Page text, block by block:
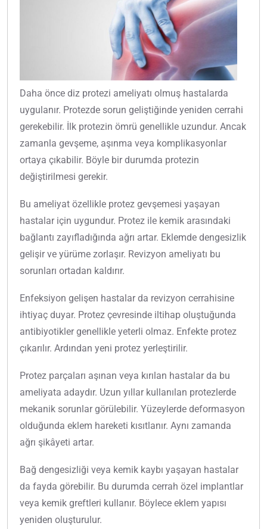
Daha önce diz protezi ameliyatı olmuş hastalarda
uygulanır. Protezde sorun geliştiğinde yeniden cerrahi
gerekebilir. İlk protezin ömrü genellikle uzundur. Ancak
zamanla gevşeme, aşınma veya komplikasyonlar
ortaya çıkabilir. Böyle bir durumda protezin
değiştirilmesi gerekir.
Bu ameliyat özellikle protez gevşemesi yaşayan
hastalar için uygundur. Protez ile kemik arasındaki
bağlantı zayıfladığında ağrı artar. Eklemde dengesizlik
gelişir ve yürüme zorlaşır. Revizyon ameliyatı bu
sorunları ortadan kaldırır.
Enfeksiyon gelişen hastalar da revizyon cerrahisine
ihtiyaç duyar. Protez çevresinde iltihap oluştuğunda
antibiyotikler genellikle yeterli olmaz. Enfekte protez
çıkarılır. Ardından yeni protez yerleştirilir.
Protez parçaları aşınan veya kırılan hastalar da bu
ameliyata adaydır. Uzun yıllar kullanılan protezlerde
mekanik sorunlar görülebilir. Yüzeylerde deformasyon
olduğunda eklem hareketi kısıtlanır. Aynı zamanda
ağrı şikâyeti artar.
Bağ dengesizliği veya kemik kaybı yaşayan hastalar
da fayda görebilir. Bu durumda cerrah özel implantlar
veya kemik greftleri kullanır. Böylece eklem yapısı
yeniden oluşturulur.